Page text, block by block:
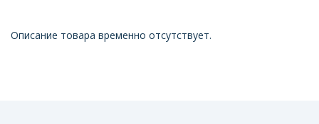
Описание товара временно отсутствует.